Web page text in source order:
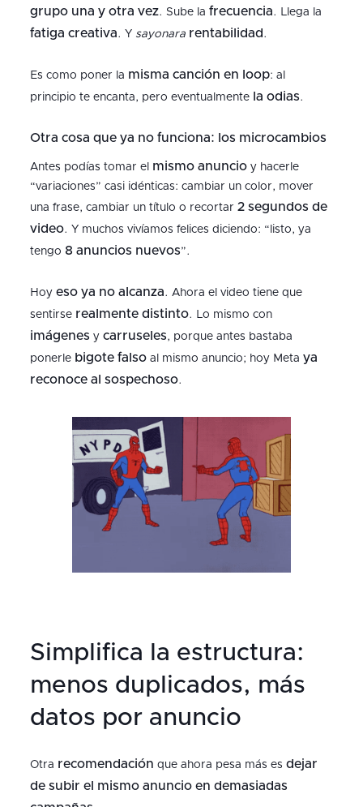
grupo una y otra vez. Sube la frecuencia. Llega la
fatiga creativa. Y sayonara rentabilidad .
Es como poner la misma canción en loop: al
principio te encanta, pero eventualmente la odias.
Otra cosa que ya no funciona: los microcambios
Antes podías tomar el mismo anuncioy hacerle
“variaciones” casi idénticas: cambiar un color, mover
una frase, cambiar un título o recortar 2 segundos de
video. Y muchos vivíamos felices diciendo: “listo, ya
tengo 8 anuncios nuevos”.
Hoy eso ya no alcanza. Ahora el video tiene que
sentirse realmente distinto. Lo mismo con
imágenes y carruseles, porque antes bastaba
ponerle bigote falsoal mismo anuncio; hoy Meta ya
reconoce al sospechoso.
Simplifica la estructura:
menos duplicados, más
datos por anuncio
Otra recomendación que ahora pesa más es dejar
de subir el mismo anuncio en demasiadas